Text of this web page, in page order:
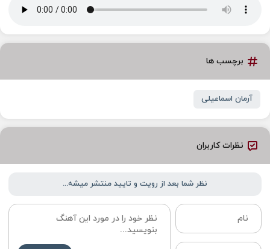
برچسب ها
آرمان اسماعیلی
نظرات کاربران
نظر شما بعد از رویت و تایید منتشر میشه...